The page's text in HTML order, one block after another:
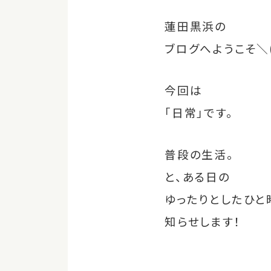
蓮田黒浜の
ブログへようこそ
今回は
「日常」です。
普段の生活。
と、ある日の
ゆったりとした ひと
知らせします！